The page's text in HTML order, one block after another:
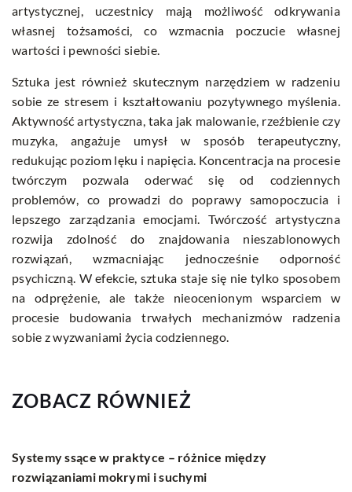
artystycznej, uczestnicy mają możliwość odkrywania
własnej tożsamości, co wzmacnia poczucie własnej
wartości i pewności siebie.
Sztuka jest również skutecznym narzędziem w radzeniu
sobie ze stresem i kształtowaniu pozytywnego myślenia.
Aktywność artystyczna, taka jak malowanie, rzeźbienie czy
muzyka, angażuje umysł w sposób terapeutyczny,
redukując poziom lęku i napięcia. Koncentracja na procesie
twórczym pozwala oderwać się od codziennych
problemów, co prowadzi do poprawy samopoczucia i
lepszego zarządzania emocjami. Twórczość artystyczna
rozwija zdolność do znajdowania nieszablonowych
rozwiązań, wzmacniając jednocześnie odporność
psychiczną. W efekcie, sztuka staje się nie tylko sposobem
na odprężenie, ale także nieocenionym wsparciem w
procesie budowania trwałych mechanizmów radzenia
sobie z wyzwaniami życia codziennego.
ZOBACZ RÓWNIEŻ
Systemy ssące w praktyce – różnice między
rozwiązaniami mokrymi i suchymi